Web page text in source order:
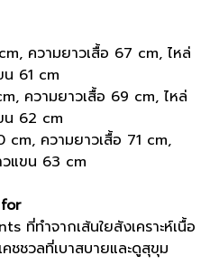
ความยาวเสื้อ 67 cm, ไหล่
61 cm
ความยาวเสื้อ 69 cm, ไหล่
น 62 cm
cm, ความยาวเสื้อ 71 cm,
แขน 63 cm
ที่ทำจากเส้นใยสังเคราะห์เนื้อ
ชชวลที่เบาสบายและดูสุขุม